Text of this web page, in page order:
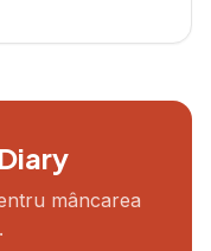
mâncarea